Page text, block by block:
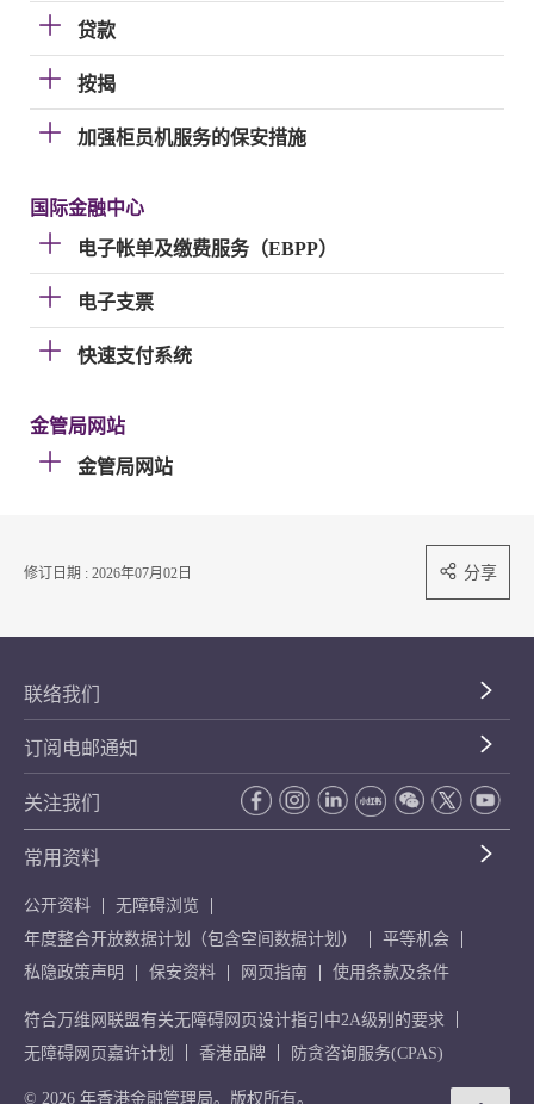
贷款
按揭
加强柜员机服务的保安措施
国际金融中心
电子帐单及缴费服务（EBPP）
电子支票
快速支付系统
金管局网站
金管局网站
修订日期 : 2026年07月02日 分享
联络我们
订阅电邮通知
关注我们
常用资料
公开资料
无障碍浏览
年度整合开放数据计划（包含空间数据计划）
平等机会
私隐政策声明
保安资料 网页指南 使用条款及条件
符合万维网联盟有关无障碍网页设计指引中2A级别的要求
无障碍网页嘉许计划
香港品牌 防贪咨询服务(CPAS)
© 2026 年香港金融管理局。版权所有。